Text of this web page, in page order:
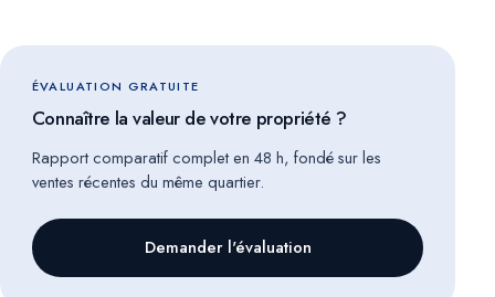
ÉVALUATION GRATUITE
Connaître la valeur de votre propriété ?
Rapport comparatif complet en 48 h, fondé sur les
ventes récentes du même quartier.
Demander l'évaluation